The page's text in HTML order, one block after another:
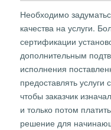
Необходимо
качества на услуги.
сертификации
дополнительным
исполнения
предоставлять
чтобы заказчик
и только потом
решение для